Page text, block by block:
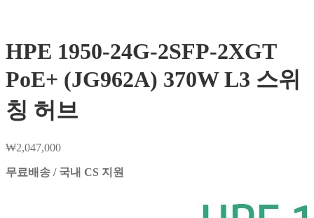
HPE 1950-24G-2SFP-2XGT
PoE+ (JG962A) 370W L3 스위
칭 허브
₩2,047,000
무료배송 / 국내 CS 지원